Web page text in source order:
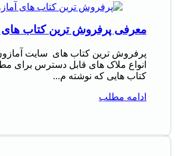
معرفی پرفروش‌ ترین کتاب‌ های
انواع ملاک‌ های قابل دسترس برای
کتاب‌ هایی که نوشته م...
ادامه مطلب